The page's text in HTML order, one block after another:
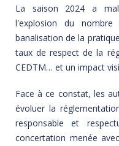
La saison 2024 a
l'explosion du
banalisation de la
taux de respect de la
CEDTM… et un impact
Face à ce constat, les
évoluer la
responsable et
concertation menée